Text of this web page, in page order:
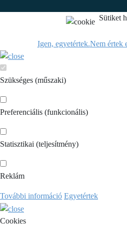
Sütiket
Igen, egyetértek.Nem értek
Szükséges (műszaki)
Preferenciális (funkcionális)
Statisztikai (teljesítmény)
Reklám
További információ Egyetértek
Cookies